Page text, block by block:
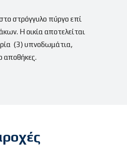
στρόγγυλο πύργο επί
Η οικία αποτελείται
(3) υπνοδωμάτια,
αποθήκες.